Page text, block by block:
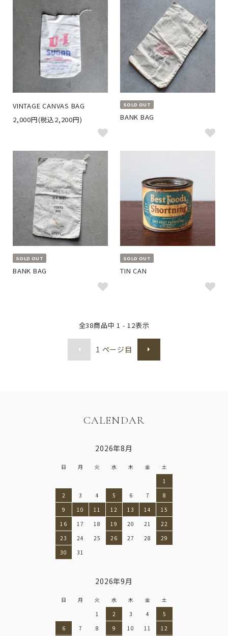
VINTAGE CANVAS BAG
2,000円(税込2,200円)
SOLD OUT
BANK BAG
SOLD OUT
BANK BAG
SOLD OUT
TIN CAN
全38商品中1 - 12表示
1 ページ目
CALENDAR
2026年8月
日 月 火 水 木 金
土
1
2
3 4 5 6 7
8
9
10 11 12 13 14
15
16
17 18 19 20 21
22
23
24 25 26 27 28
29
30
31
2026年9月
日 月 火 水 木 金
土
1
2 3 4
5
6
7 8 9 10 11
12